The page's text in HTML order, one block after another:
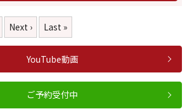
Next › Last »
YouTube動画
ご予約受付中